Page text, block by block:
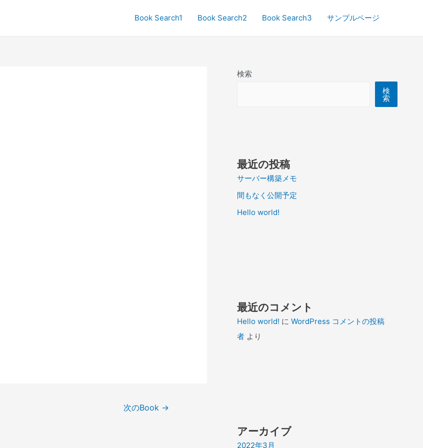
Book Search1 Book Search2 Book Search3 サンプルページ
次のBook →
検索
検
索
最近の投稿
サーバー構築メモ
間もなく公開予定
Hello world!
最近のコメント
Hello world! に WordPress コメントの投稿
者 より
アーカイブ
2022年3月